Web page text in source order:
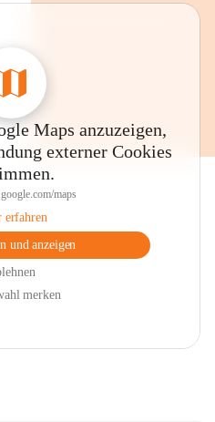
Maps anzuzeigen,
externer Cookies
maps
erfahren
und anzeigen
merken